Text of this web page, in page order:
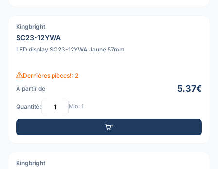
PDF
Kingbright
SC23-12YWA
LED display SC23-12YWA Jaune 57mm
Dernières pièces!: 2
A partir de
5.37€
Quantité: Min: 1
PDF
Kingbright